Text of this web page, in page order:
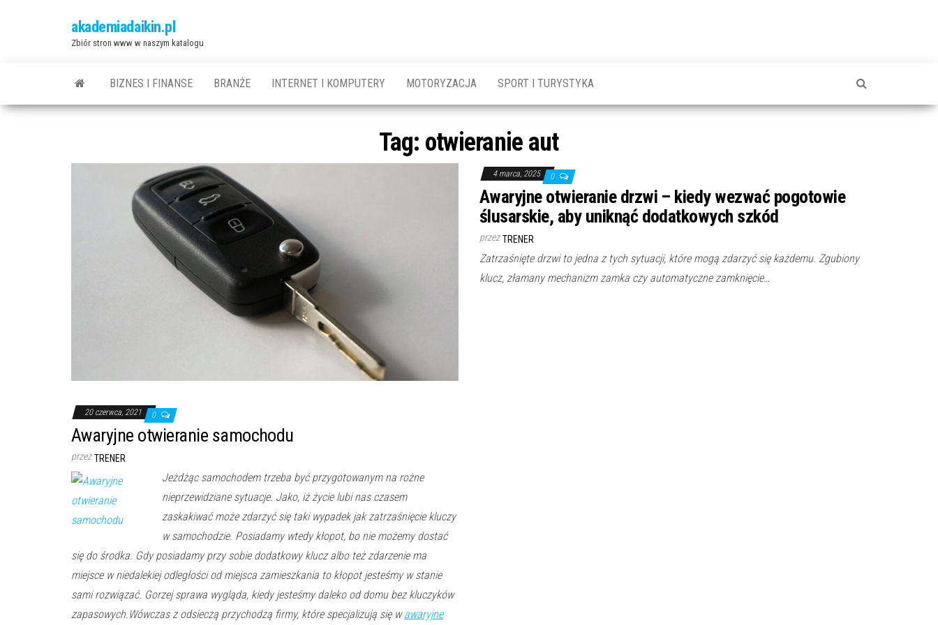
akademiadaikin.pl
Zbiór stron www w naszym katalogu
BIZNES I FINANSE BRANŻE INTERNET I KOMPUTERY MOTORYZACJA SPORT I TURYSTYKA
Tag: otwieranie aut
4 marca, 2025 0
Awaryjne otwieranie drzwi – kiedy wezwać pogotowie
ślusarskie, aby uniknąć dodatkowych szkód
przez TRENER
Zatrzaśnięte drzwi to jedna z tych sytuacji, które mogą zdarzyć się każdemu. Zgubiony
klucz, złamany mechanizm zamka czy automatyczne zamknięcie…
20 czerwca, 2021 0
Awaryjne otwieranie samochodu
przez TRENER
Jeżdżąc samochodem trzeba być przygotowanym na rożne
nieprzewidziane sytuacje. Jako, iż życie lubi nas czasem
zaskakiwać może zdarzyć się taki wypadek jak zatrzaśnięcie kluczy
w samochodzie. Posiadamy wtedy kłopot, bo nie możemy dostać
się do środka. Gdy posiadamy przy sobie dodatkowy klucz albo też zdarzenie ma
miejsce w niedalekiej odległości od miejsca zamieszkania to kłopot jesteśmy w stanie
sami rozwiązać. Gorzej sprawa wygląda, kiedy jesteśmy daleko od domu bez kluczyków
zapasowych.Wówczas z odsieczą przychodzą firmy, które specjalizują się wawaryjne